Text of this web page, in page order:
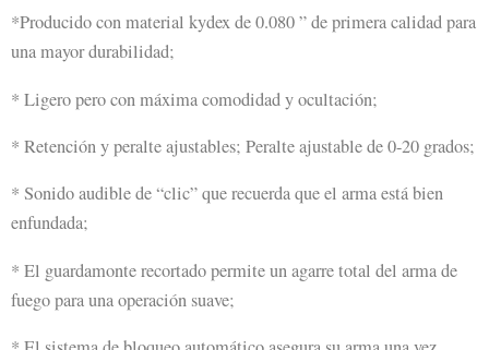
*Producido con material kydex de 0.080 ” de primera calidad para
una mayor durabilidad;
* Ligero pero con máxima comodidad y ocultación;
* Retención y peralte ajustables; Peralte ajustable de 0-20 grados;
* Sonido audible de “clic” que recuerda que el arma está bien
enfundada;
* El guardamonte recortado permite un agarre total del arma de
fuego para una operación suave;